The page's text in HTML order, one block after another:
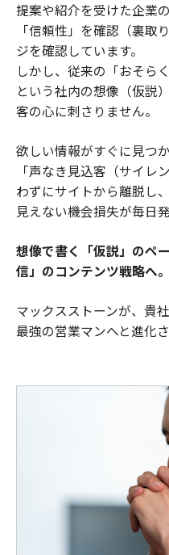
提案や紹介を受けた企業
「信頼性」を確認（裏取
ジを確認しています。
しかし、従来の「おそら
という社内の想像（仮説
客の心に刺さりません。
欲しい情報がすぐに見つ
「声なき見込客（サイレ
わずにサイトから離脱し、
見えない機会損失が毎日
想像で書く「仮説」のペ
信」のコンテンツ戦略へ。
マックスストーンが、貴
最強の営業マンへと進化さ